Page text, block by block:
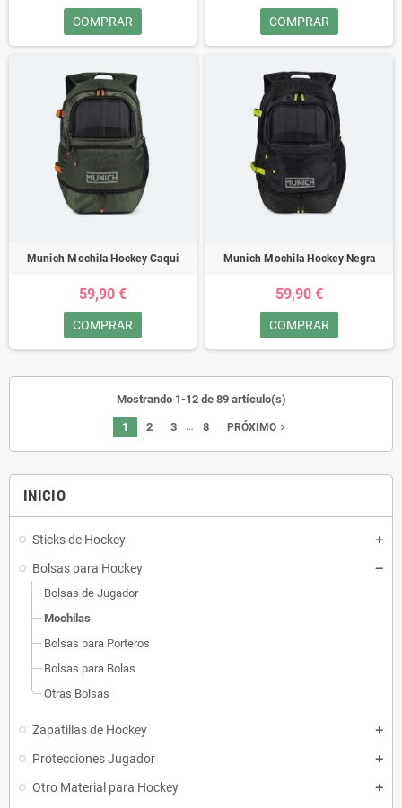
INICIO
Sticks de Hockey
Bolsas para Hockey
Bolsas de Jugador
Mochilas
Bolsas para Porteros
Bolsas para Bolas
Otras Bolsas
Zapatillas de Hockey
Protecciones Jugador
Otro Material para Hockey
COMPRAR COMPRAR
Munich Mochila Hockey Caqui
59,90 €
COMPRAR
Munich Mochila Hockey Negra
59,90 €
COMPRAR
Mostrando 1-12 de 89 artículo(s)
1 2 3 … 8 PRÓXIMO navigate_next